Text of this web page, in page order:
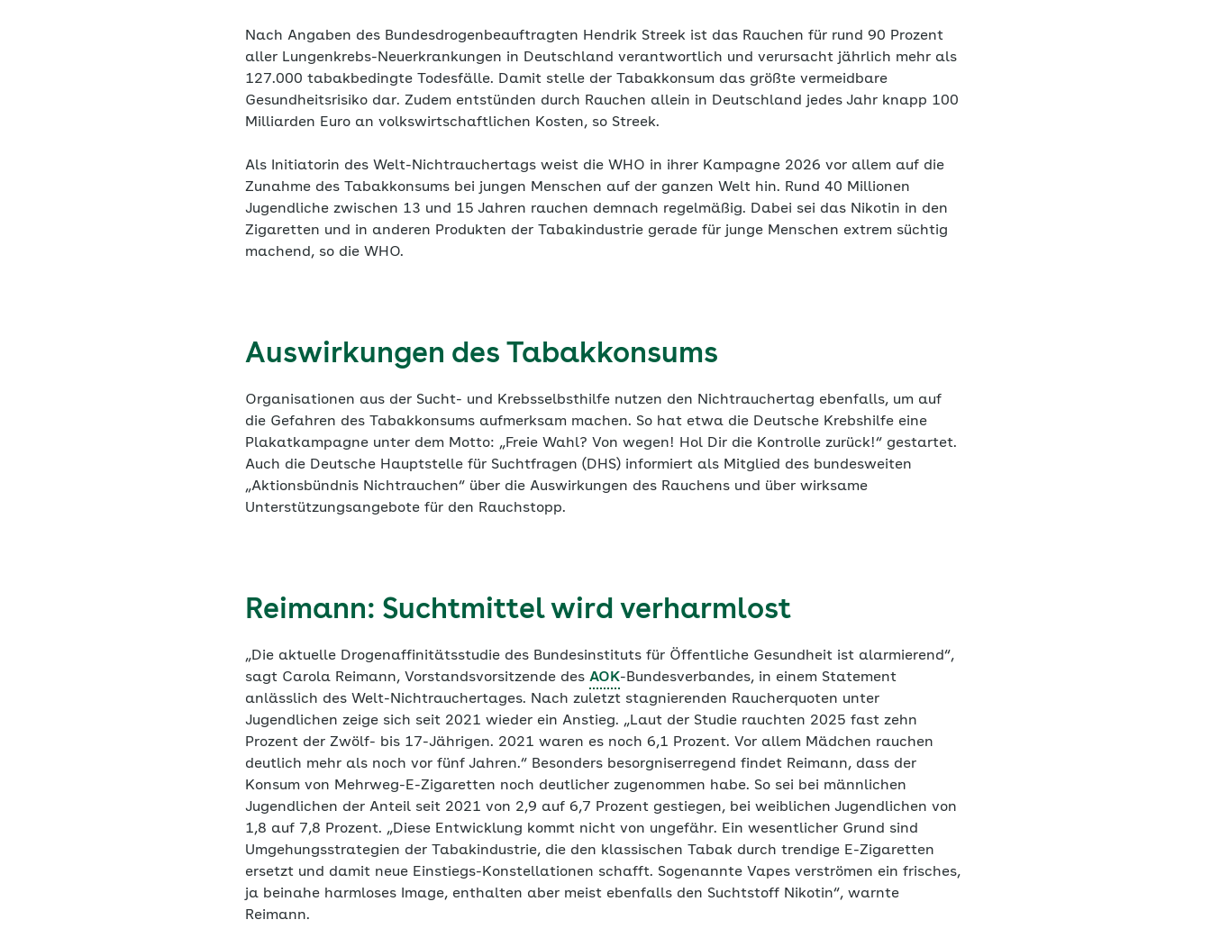
Nach Angaben des Bundesdrogenbeauftragten Hendrik Streek ist das Rauchen für rund 90 Prozent
aller Lungenkrebs-Neuerkrankungen in Deutschland verantwortlich und verursacht jährlich mehr als
127.000 tabakbedingte Todesfälle. Damit stelle der Tabakkonsum das größte vermeidbare
Gesundheitsrisiko dar. Zudem entstünden durch Rauchen allein in Deutschland jedes Jahr knapp 100
Milliarden Euro an volkswirtschaftlichen Kosten, so Streek.
Als Initiatorin des Welt-Nichtrauchertags weist die WHO in ihrer Kampagne 2026 vor allem auf die
Zunahme des Tabakkonsums bei jungen Menschen auf der ganzen Welt hin. Rund 40 Millionen
Jugendliche zwischen 13 und 15 Jahren rauchen demnach regelmäßig. Dabei sei das Nikotin in den
Zigaretten und in anderen Produkten der Tabakindustrie gerade für junge Menschen extrem süchtig
machend, so die WHO.
Auswirkungen des Tabakkonsums
Organisationen aus der Sucht- und Krebsselbsthilfe nutzen den Nichtrauchertag ebenfalls, um auf
die Gefahren des Tabakkonsums aufmerksam machen. So hat etwa die Deutsche Krebshilfe eine
Plakatkampagne unter dem Motto: „Freie Wahl? Von wegen! Hol Dir die Kontrolle zurück!“ gestartet.
Auch die Deutsche Hauptstelle für Suchtfragen (DHS) informiert als Mitglied des bundesweiten
„Aktionsbündnis Nichtrauchen“ über die Auswirkungen des Rauchens und über wirksame
Unterstützungsangebote für den Rauchstopp.
Reimann: Suchtmittel wird verharmlost
„Die aktuelle Drogenaffinitätsstudie des Bundesinstituts für Öffentliche Gesundheit ist alarmierend“,
sagt Carola Reimann, Vorstandsvorsitzende des AOK-Bundesverbandes, in einem Statement
anlässlich des Welt-Nichtrauchertages. Nach zuletzt stagnierenden Raucherquoten unter
Jugendlichen zeige sich seit 2021 wieder ein Anstieg. „Laut der Studie rauchten 2025 fast zehn
Prozent der Zwölf- bis 17-Jährigen. 2021 waren es noch 6,1 Prozent. Vor allem Mädchen rauchen
deutlich mehr als noch vor fünf Jahren.“ Besonders besorgniserregend findet Reimann, dass der
Konsum von Mehrweg-E-Zigaretten noch deutlicher zugenommen habe. So sei bei männlichen
Jugendlichen der Anteil seit 2021 von 2,9 auf 6,7 Prozent gestiegen, bei weiblichen Jugendlichen von
1,8 auf 7,8 Prozent. „Diese Entwicklung kommt nicht von ungefähr. Ein wesentlicher Grund sind
Umgehungsstrategien der Tabakindustrie, die den klassischen Tabak durch trendige E-Zigaretten
ersetzt und damit neue Einstiegs-Konstellationen schafft. Sogenannte Vapes verströmen ein frisches,
ja beinahe harmloses Image, enthalten aber meist ebenfalls den Suchtstoff Nikotin“, warnte
Reimann.